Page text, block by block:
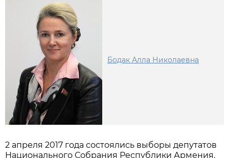
Бодак Алла Николаевна
2 апреля 2017 года состоялись выборы депутатов
Национального Собрания Республики Армения.